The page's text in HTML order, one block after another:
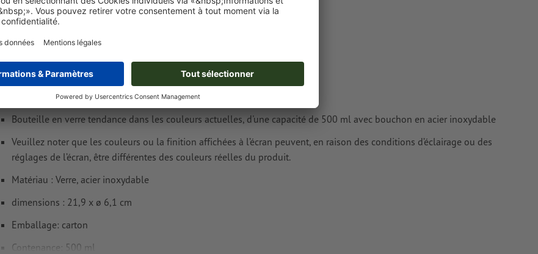
Vous trouverez de plus amples informations et conseils sur les
Comment créer correctement des fichiers d'impression?
Détails du produit
Impression recto 1 couleur, verso non imprimé (1/0)
Bouteille en verre tendance dans les couleurs actuelles, d'une capacité de 500 ml avec bouchon en acier inoxydable
Veuillez noter que les couleurs ou la finition affichées à l’écran peuvent, en raison des conditions d’éclairage ou des
réglages de l’écran, être différentes des couleurs réelles du produit.
Matériau : Verre, acier inoxydable
dimensions : 21,9 x ø 6,1 cm
Emballage: carton
Contenance: 500 ml